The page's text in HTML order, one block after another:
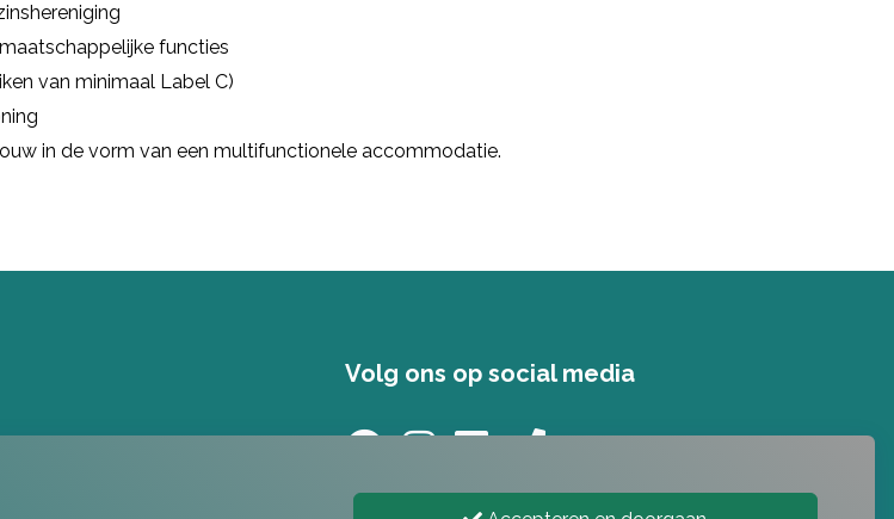
functies
van minimaal Label C)
in de vorm van een multifunctionele accommodatie.
Volg ons op social media